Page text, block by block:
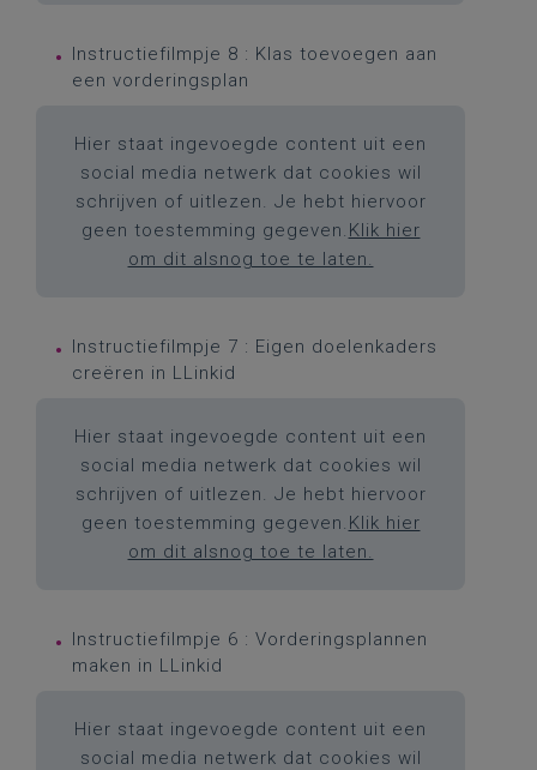
Instructiefilmpje 8 : Klas toevoegen aan
een vorderingsplan
Hier staat ingevoegde content uit een
social media netwerk dat cookies wil
schrijven of uitlezen. Je hebt hiervoor
geen toestemming gegeven. Klik hier
om dit alsnog toe te laten.
Instructiefilmpje 7 : Eigen doelenkaders
creëren in LLinkid
Hier staat ingevoegde content uit een
social media netwerk dat cookies wil
schrijven of uitlezen. Je hebt hiervoor
geen toestemming gegeven. Klik hier
om dit alsnog toe te laten.
Instructiefilmpje 6 : Vorderingsplannen
maken in LLinkid
Hier staat ingevoegde content uit een
social media netwerk dat cookies wil